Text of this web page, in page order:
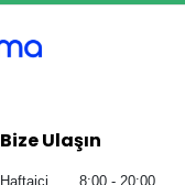
Bize Ulaşın
Haftaiçi 8:00 - 20:00